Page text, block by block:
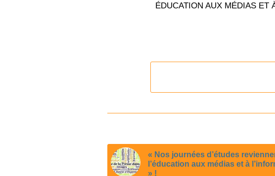
ÉDUCATION AUX MÉDIAS ET
« Nos journées d’études
l’éducation aux médias et à
» !